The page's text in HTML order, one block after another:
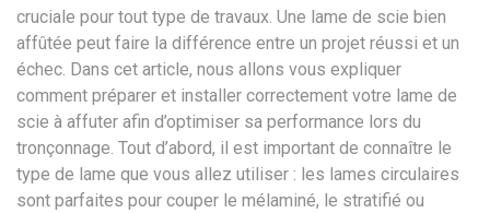
cruciale pour tout type de travaux. Une lame de scie bien
affûtée peut faire la différence entre un projet réussi et un
échec. Dans cet article, nous allons vous expliquer
comment préparer et installer correctement votre lame de
scie à affuter afin d’optimiser sa performance lors du
tronçonnage. Tout d’abord, il est important de connaître le
type de lame que vous allez utiliser : les lames circulaires
sont parfaites pour couper le mélaminé, le stratifié ou